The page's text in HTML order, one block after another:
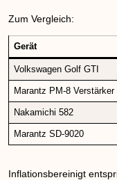
Zum Vergleich:
Gerät
Volkswagen Golf GTI
Marantz PM-8 Verstärker
Nakamichi 582
Marantz SD-9020
Inflationsbereinigt